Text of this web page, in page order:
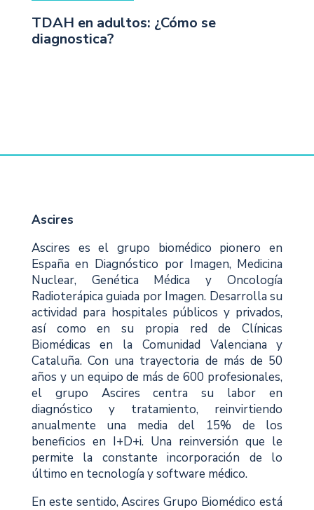
TDAH en adultos: ¿Cómo se
diagnostica?
Ascires
Ascires es el grupo biomédico pionero en
España en Diagnóstico por Imagen, Medicina
Nuclear, Genética Médica y Oncología
Radioterápica guiada por Imagen. Desarrolla su
actividad para hospitales públicos y privados,
así como en su propia red de Clínicas
Biomédicas en la Comunidad Valenciana y
Cataluña. Con una trayectoria de más de 50
años y un equipo de más de 600 profesionales,
el grupo Ascires centra su labor en
diagnóstico y tratamiento, reinvirtiendo
anualmente una media del 15% de los
beneficios en I+D+i. Una reinversión que le
permite la constante incorporación de lo
último en tecnología y software médico.
En este sentido, Ascires Grupo Biomédico está